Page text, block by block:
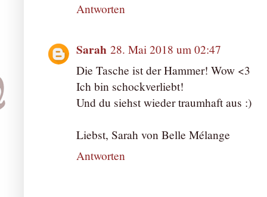
Antworten
Sarah 28. Mai 2018 um 02:47
Die Tasche ist der Hammer! Wow <3
Ich bin schockverliebt!
Und du siehst wieder traumhaft aus :)
Liebst, Sarah von Belle Mélange
Antworten